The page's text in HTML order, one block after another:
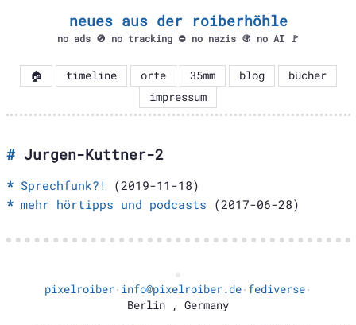
neues aus der roiberhöhle
no ads 🚫 no tracking ⛔ no nazis 🚯 no AI 🚩
🏠 timeline orte 35mm blog
bücher
impressum
Jurgen-Kuttner-2
Sprechfunk?!
(2019-11-18)
mehr hörtipps und podcasts (2017-06-28)
pixelroiber· info@pixelroiber.de· fediverse·
Berlin , Germany